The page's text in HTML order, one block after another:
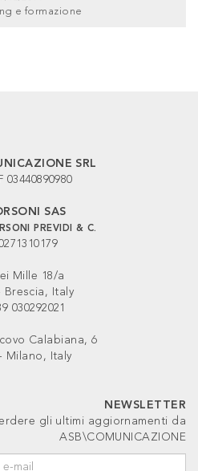
e formazione
SRL
03440890980
SAS
PREVIDI & C.
Mille 18/a
Brescia, Italy
030292021
Calabiana, 6
Milano, Italy
NEWSLETTER
gli ultimi aggiornamenti da
ASB\COMUNICAZIONE